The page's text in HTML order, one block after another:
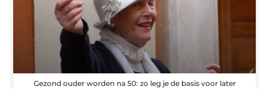
Gezond ouder worden na 50: zo leg je de basis voor later